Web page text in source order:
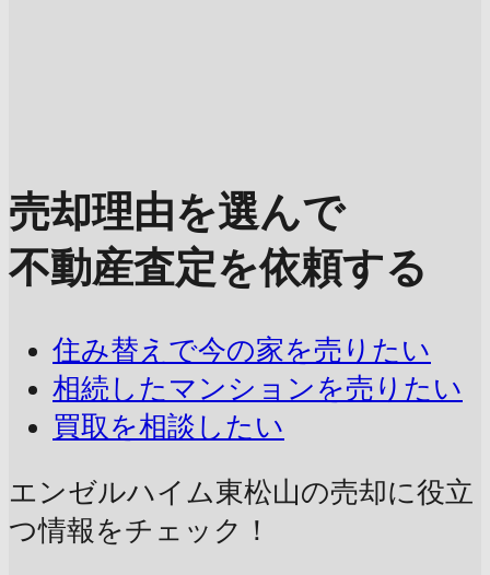
売却理由を選んで
不動産査定を依頼する
住み替えで今の家を売りたい
相続したマンションを売りたい
買取を相談したい
エンゼルハイム東松山の売却に役立
つ情報をチェック！